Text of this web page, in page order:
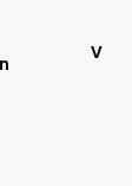
V